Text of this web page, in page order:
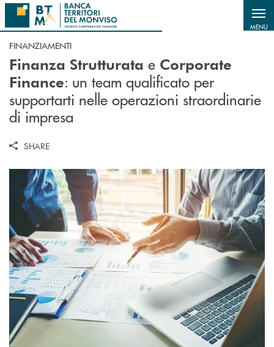
Salta al contenuto principale
MENU
FINANZIAMENTI
Finanza Strutturata e Corporate
Finance: un team qualificato per
supportarti nelle operazioni straordinarie
di impresa
SHARE